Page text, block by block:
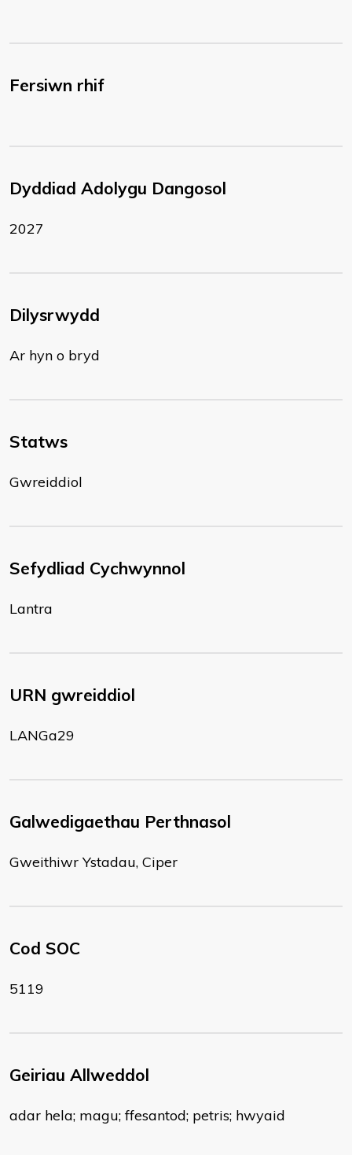
Fersiwn rhif
Dyddiad Adolygu Dangosol
2027
Dilysrwydd
Ar hyn o bryd
Statws
Gwreiddiol
Sefydliad Cychwynnol
Lantra
URN gwreiddiol
LANGa29
Galwedigaethau Perthnasol
Gweithiwr Ystadau, Ciper
Cod SOC
5119
Geiriau Allweddol
adar hela; magu; ffesantod; petris; hwyaid